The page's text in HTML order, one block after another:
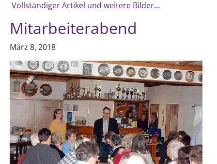
Vollständiger Artikel und weitere Bilder...
Mitarbeiterabend
März 8, 2018